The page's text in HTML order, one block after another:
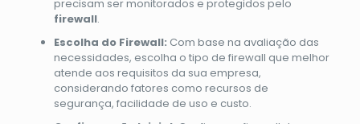
precisam ser monitorados e protegidos pelo
firewall.
Escolha do Firewall: Com base na avaliação das
necessidades, escolha o tipo de firewall que melhor
atende aos requisitos da sua empresa,
considerando fatores como recursos de
segurança, facilidade de uso e custo.